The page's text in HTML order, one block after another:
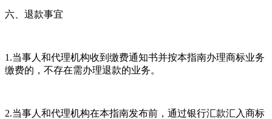
六、退款事宜
1.当事人和代理机构收到缴费通知书并按本指南办理商标业务
缴费的，不存在需办理退款的业务。
2.当事人和代理机构在本指南发布前，通过银行汇款汇入商标